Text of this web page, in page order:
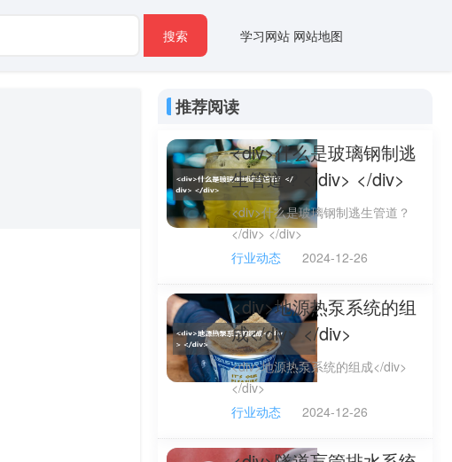
搜索 学习网站 网站地图
推荐阅读
<div>什么是玻璃钢制逃
生管道？</div> </div>
<div>什么是玻璃钢制逃生管道？
</div> </div>
行业动态
2024-12-26
<div>地源热泵系统的组
成</div> </div>
<div>地源热泵系统的组成</div>
</div>
行业动态
2024-12-26